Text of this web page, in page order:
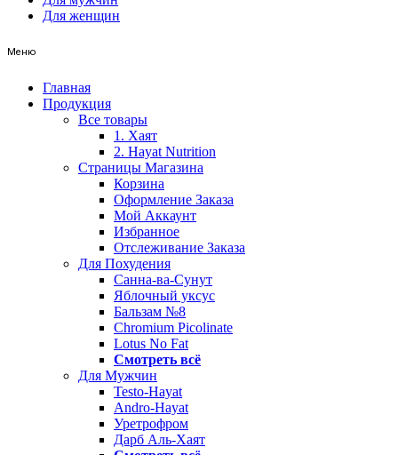
Для женщин
Меню
Главная
Продукция
Все товары
1. Хаят
2. Hayat Nutrition
Страницы Магазина
Корзина
Оформление Заказа
Мой Аккаунт
Избранное
Отслеживание Заказа
Для Похудения
Санна-ва-Сунут
Яблочный уксус
Бальзам №8
Chromium Picolinate
Lotus No Fat
Смотреть всё
Для Мужчин
Testo-Hayat
Andro-Hayat
Уретрофром
Дарб Аль-Хаят